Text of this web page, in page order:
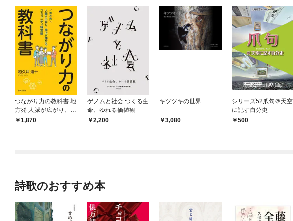
つながり力の教科書 地
方発 人脈が広がり、売
上が伸びるコミュニテ
1,870
ゲノムと社会 つくる生
命、ゆれる価値観
2,200
キツツキの世界
3,080
シリーズ52爪句＠天空
に記す自分史
500
詩歌のおすすめ本